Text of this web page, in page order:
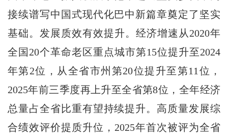
接续谱写中国式现代化巴中新篇章奠定了坚实
基础。发展质效有效提升。经济增速从2020年
全国20个革命老区重点城市第15位提升至2024
年第2位，从全省市州第20位提升至第11位，
2025年前三季度再上升至全省第8位，全年经济
总量占全省比重有望持续提升。高质量发展综
合绩效评价提质升位，2025年首次被评为全省